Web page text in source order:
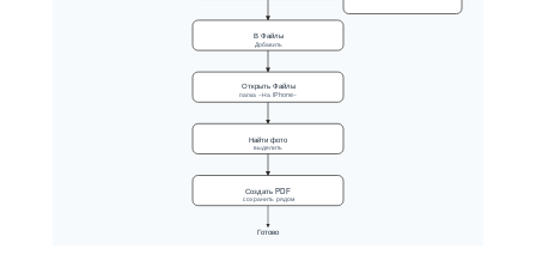
В Файлы
Добавить
Открыть Файлы
папка «На iPhone»
Найти фото
выделить
Создать PDF
сохранить рядом
Готово